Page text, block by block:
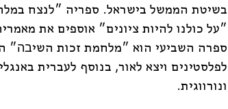
בשיטת הממשל בישראל. ספריה ״לנצח
״על כולנו להיות ציונים״ אוספים את
ספרה השביעי הוא ״מלחמת זכות השיבה״
לפלסטינים ויצא לאור, בנוסף לעברית
ונורווגית.